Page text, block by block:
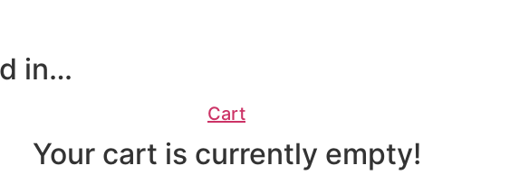
in…
Cart
Your cart is currently empty!